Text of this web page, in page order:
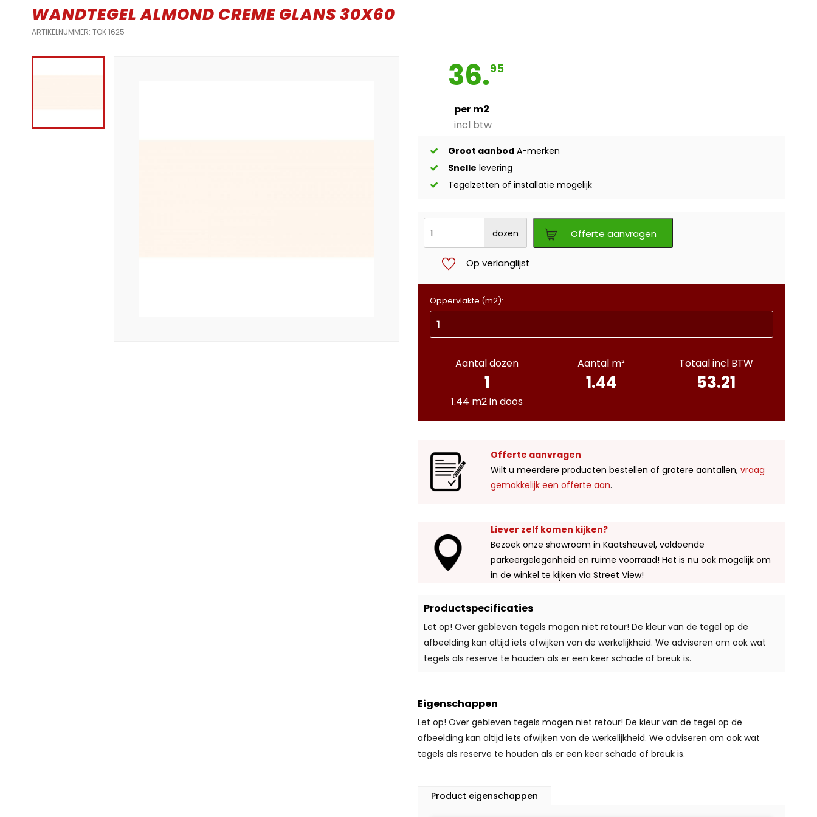
WANDTEGEL ALMOND CREME GLANS 30X60
ARTIKELNUMMER: TOK 1625
36.95
per m2
incl btw
Groot aanbod A-merken
Snelle levering
Tegelzetten of installatie mogelijk
dozen Offerte aanvragen
Op verlanglijst
Oppervlakte (m2):
Aantal dozen
1
1.44 m2 in doos
Aantal m²
1.44
Totaal incl BTW
53.21
Offerte aanvragen
Wilt u meerdere producten bestellen of grotere aantallen, vraag
gemakkelijk een offerte aan.
Liever zelf komen kijken?
Bezoek onze showroom in Kaatsheuvel, voldoende
parkeergelegenheid en ruime voorraad! Het is nu ook mogelijk om
in de winkel te kijken via Street View!
Productspecificaties
Let op! Over gebleven tegels mogen niet retour! De kleur van de tegel op de
afbeelding kan altijd iets afwijken van de werkelijkheid. We adviseren om ook wat
tegels als reserve te houden als er een keer schade of breuk is.
Eigenschappen
Let op! Over gebleven tegels mogen niet retour! De kleur van de tegel op de
afbeelding kan altijd iets afwijken van de werkelijkheid. We adviseren om ook wat
tegels als reserve te houden als er een keer schade of breuk is.
Product eigenschappen